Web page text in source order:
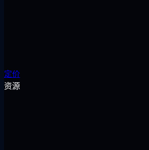
定价
资源